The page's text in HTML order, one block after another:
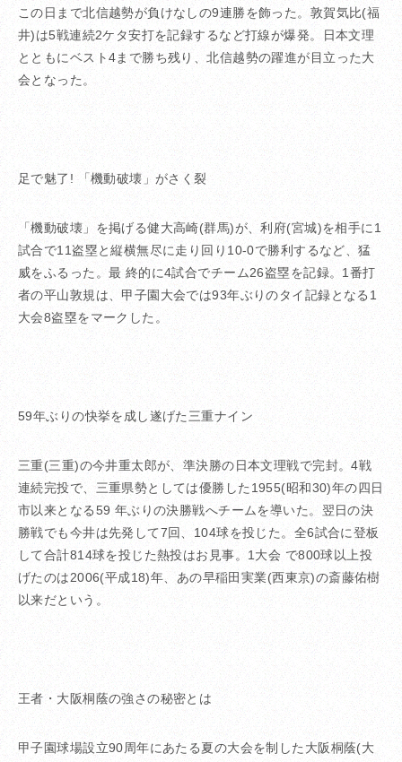
この日まで北信越勢が負けなしの9連勝を飾った。敦賀気比(福
井)は5戦連続2ケタ安打を記録するなど打線が爆発。日本文理
とともにベスト4まで勝ち残り、北信越勢の躍進が目立った大
会となった。
足で魅了! 「機動破壊」がさく裂
「機動破壊」を掲げる健大高崎(群馬)が、利府(宮城)を相手に1
試合で11盗塁と縦横無尽に走り回り10-0で勝利するなど、猛
威をふるった。最 終的に4試合でチーム26盗塁を記録。1番打
者の平山敦規は、甲子園大会では93年ぶりのタイ記録となる1
大会8盗塁をマークした。
59年ぶりの快挙を成し遂げた三重ナイン
三重(三重)の今井重太郎が、準決勝の日本文理戦で完封。4戦
連続完投で、三重県勢としては優勝した1955(昭和30)年の四日
市以来となる59 年ぶりの決勝戦へチームを導いた。翌日の決
勝戦でも今井は先発して7回、104球を投じた。全6試合に登板
して合計814球を投じた熱投はお見事。1大会 で800球以上投
げたのは2006(平成18)年、あの早稲田実業(西東京)の斎藤佑樹
以来だという。
王者・大阪桐蔭の強さの秘密とは
甲子園球場設立90周年にあたる夏の大会を制した大阪桐蔭(大